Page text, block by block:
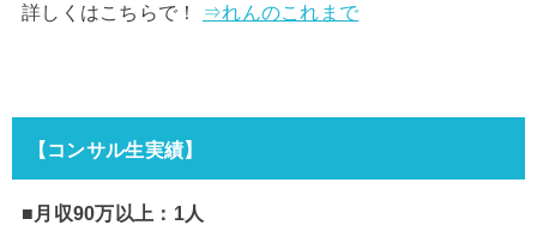
詳しくはこちらで！ ⇒れんのこれまで
【コンサル生実績】
■月収90万以上：1人